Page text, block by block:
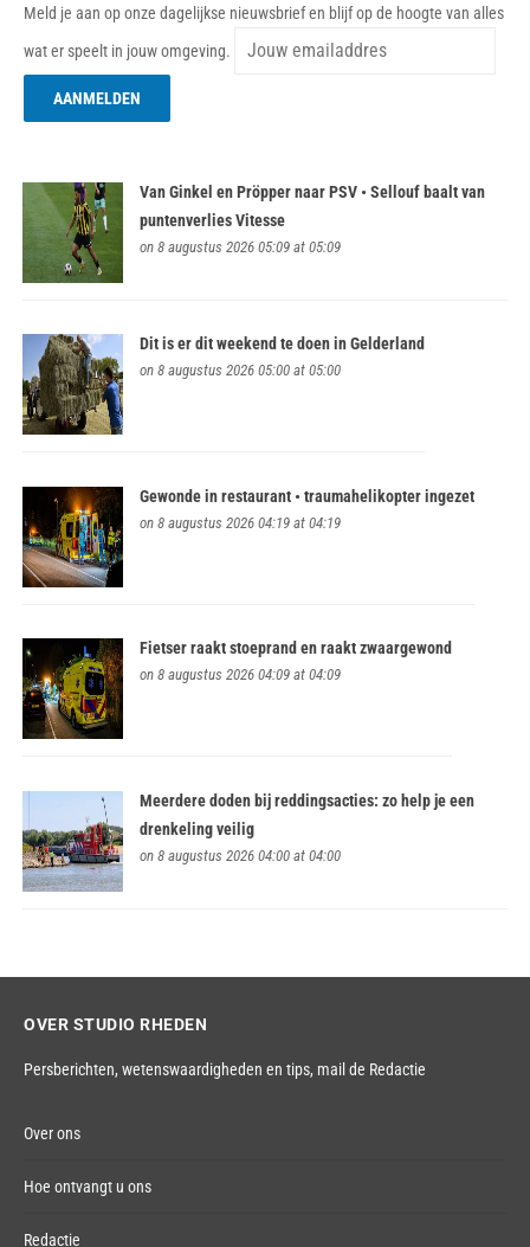
Meld je aan op onze dagelijkse nieuwsbrief en blijf op de hoogte van alles
wat er speelt in jouw omgeving.
Van Ginkel en Pröpper naar PSV • Sellouf baalt van
puntenverlies Vitesse
on 8 augustus 2026 05:09 at 05:09
Dit is er dit weekend te doen in Gelderland
on 8 augustus 2026 05:00 at 05:00
Gewonde in restaurant • traumahelikopter ingezet
on 8 augustus 2026 04:19 at 04:19
Fietser raakt stoeprand en raakt zwaargewond
on 8 augustus 2026 04:09 at 04:09
Meerdere doden bij reddingsacties: zo help je een
drenkeling veilig
on 8 augustus 2026 04:00 at 04:00
OVER STUDIO RHEDEN
Persberichten, wetenswaardigheden en tips, mail de Redactie
Over ons
Hoe ontvangt u ons
Redactie